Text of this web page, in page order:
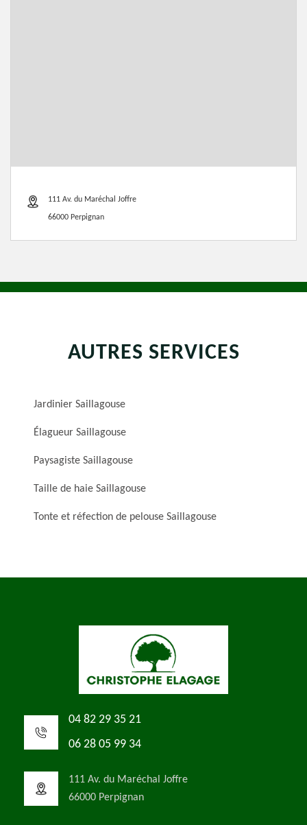
111 Av. du Maréchal Joffre
66000 Perpignan
AUTRES SERVICES
Jardinier Saillagouse
Élagueur Saillagouse
Paysagiste Saillagouse
Taille de haie Saillagouse
Tonte et réfection de pelouse Saillagouse
04 82 29 35 21
06 28 05 99 34
111 Av. du Maréchal Joffre
66000 Perpignan